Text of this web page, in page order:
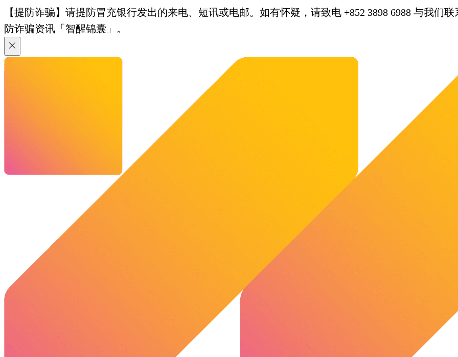
【提防诈骗】请提防冒充银行发出的来电、短讯或电邮。如有怀疑，请致电 +852 3898 6988 与我们
防诈骗资讯「智醒锦囊」。